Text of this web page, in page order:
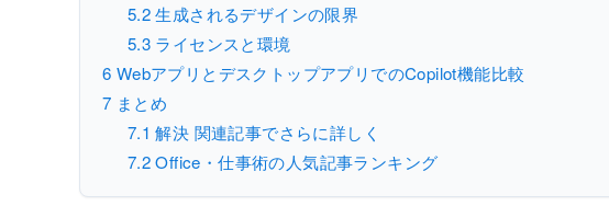
5.2生成されるデザインの限界
5.3 ライセンスと環境
6 WebアプリとデスクトップアプリでのCopilot機能比較
7 まとめ
7.1 解決 関連記事でさらに詳しく
7.2Office・仕事術の人気記事ランキング